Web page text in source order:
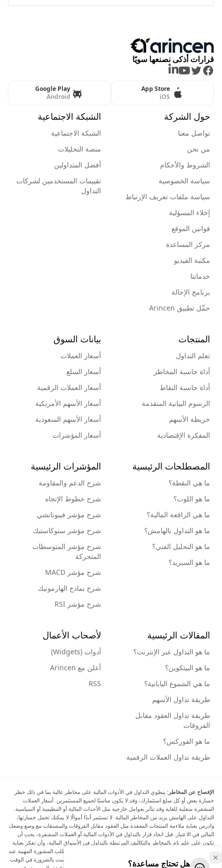
قرارات أذكى نصنعها سويًا
Facebook
Twitter
Youtube
LinkedIn
App Store
iOS
Google Play
Android
حول الشركة
تواصل معنا
من نحن
الشروط والأحكام
سياسة الخصوصية
سياسة ملفات تعريف الإرتباط
إخلاء المسؤلية
قوانين الموقع
مركز المساعدة
مكتبة الفيديو
خدماتنا
برنامج الإحالة
حمِّل تطبيق Arincen
الشبكة الاجتماعية
الشبكة الاجتماعية
منصة التحليلات
أفضل المتداولين
تقييمات المستخدمين لشركات
التداول
المنتجات
تعلم التداول
أداة حاسبة المخاطر
أداة حاسبة النقاط
الرسوم البيانية المتقدمة
خريطة الأسهم
المفكرة الإقتصادية
بيانات السوق
أسعار العملات
أسعار السلع
أسعار العملات الرقمية
أسعار الأسهم الأمريكية
أسعار الأسهم السعودية
أسعار المؤشرات
المصطلحات الرئيسية
ما هي النقطة؟
ما هو اللوت؟
ما هي الرافعة المالية؟
ما هو التداول بالهامش؟
ما هو التحليل الفني؟
ما هو السبريد؟
المؤشرات الرئيسية
شرح الدعم والمقاومة
شرح خطوط الإتجاه
شرح مؤشر فيبوناتشي
شرح مؤشر ستوكاستيك
شرح مؤشر المتوسطات
المتحركة
شرح مؤشر MACD
شرح نماذج الهارمونيك
شرح مؤشر RSI
المقالات الرئيسية
ما هو التداول عبر الإنترنت؟
ما هو البيتكوين؟
ما هي الشموع اليابانية؟
طريقة تداول الأسهم
طريقة تداول العقود مقابل
الفروقات
ما هو الفوركس؟
طريقة تداول العملات الرقمية
لأصحاب الأعمال
أدوات (Widgets)
أعلن مع Arincen
RSS
الإفصاح عن المخاطر: ينطوي التداول في الأدوات المالية على مخاطر عالية بما في ذلك خطر
خسارة بعض أو كل مبلغ استثمارك، وقد لا يكون مناسبًا لجميع المستثمرين. أسعار العملات
المشفرة متقلبة للغاية وقد تتأثر بعوامل خارجية مثل الأحداث المالية أو التنظيمية أو السياسية.
التداول على الهامش يزيد من المخاطر المالية. لا تستثمر أبدًا أموالًا لا يمكنك تحمل خسارتها،
وادرس بعناية ملاءمة المنتجات المعقدة مثل العقود مقابل الفروقات والمشتقات مع وضع وضعك
المالي في الاعتبار. قبل اتخاذ قرار بالتداول في الأدوات المالية أو العملات المشفرة، يجب أن
تكون على علم تام بالمخاطر والتكاليف المرتبطة بالتداول في الأسواق المالية، وأن تفكر بعناية
في أهدافك الاستثمارية ومستوى خبرتك ورغبتك في المخاطرة، وأن تطلب المشورة المهنية عند
الحاجة. تود Arincen أن تذكرك بأن البيانات الواردة في هذا الموقع ليست بالضرورة في الوقت
هل تحتاج مساعدة؟